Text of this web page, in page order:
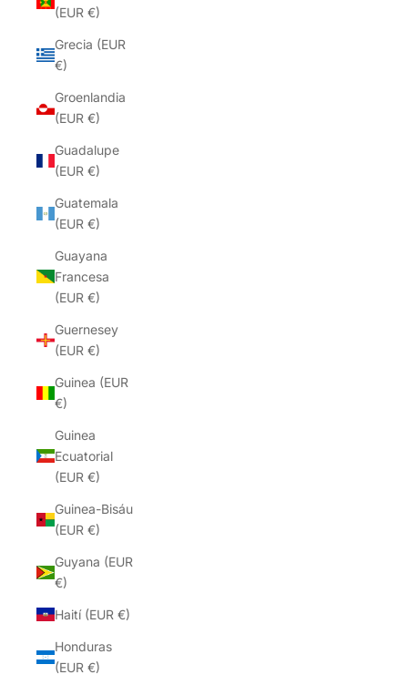
(EUR €)
Grecia (EUR
€)
Groenlandia
(EUR €)
Guadalupe
(EUR €)
Guatemala
(EUR €)
Guayana
Francesa
(EUR €)
Guernesey
(EUR €)
Guinea (EUR
€)
Guinea
Ecuatorial
(EUR €)
Guinea-Bisáu
(EUR €)
Guyana (EUR
€)
Haití (EUR €)
Honduras
(EUR €)